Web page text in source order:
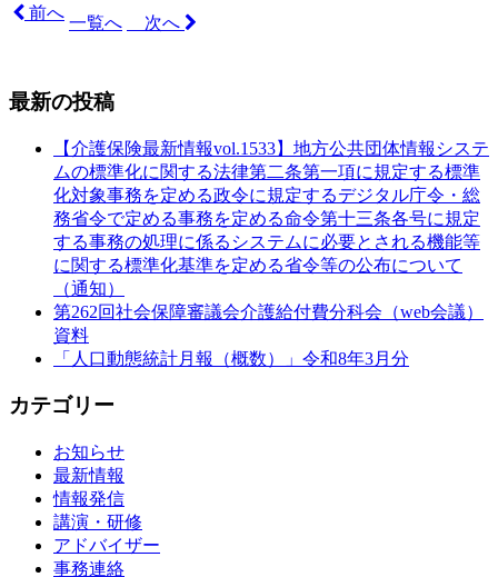
前へ
一覧へ 次へ
最新の投稿
【介護保険最新情報vol.1533】地方公共団体情報システ
ムの標準化に関する法律第二条第一項に規定する標準
化対象事務を定める政令に規定するデジタル庁令・総
務省令で定める事務を定める命令第十三条各号に規定
する事務の処理に係るシステムに必要とされる機能等
に関する標準化基準を定める省令等の公布について
（通知）
第262回社会保障審議会介護給付費分科会（web会議）
資料
「人口動態統計月報（概数）」令和8年3月分
カテゴリー
お知らせ
最新情報
情報発信
講演・研修
アドバイザー
事務連絡